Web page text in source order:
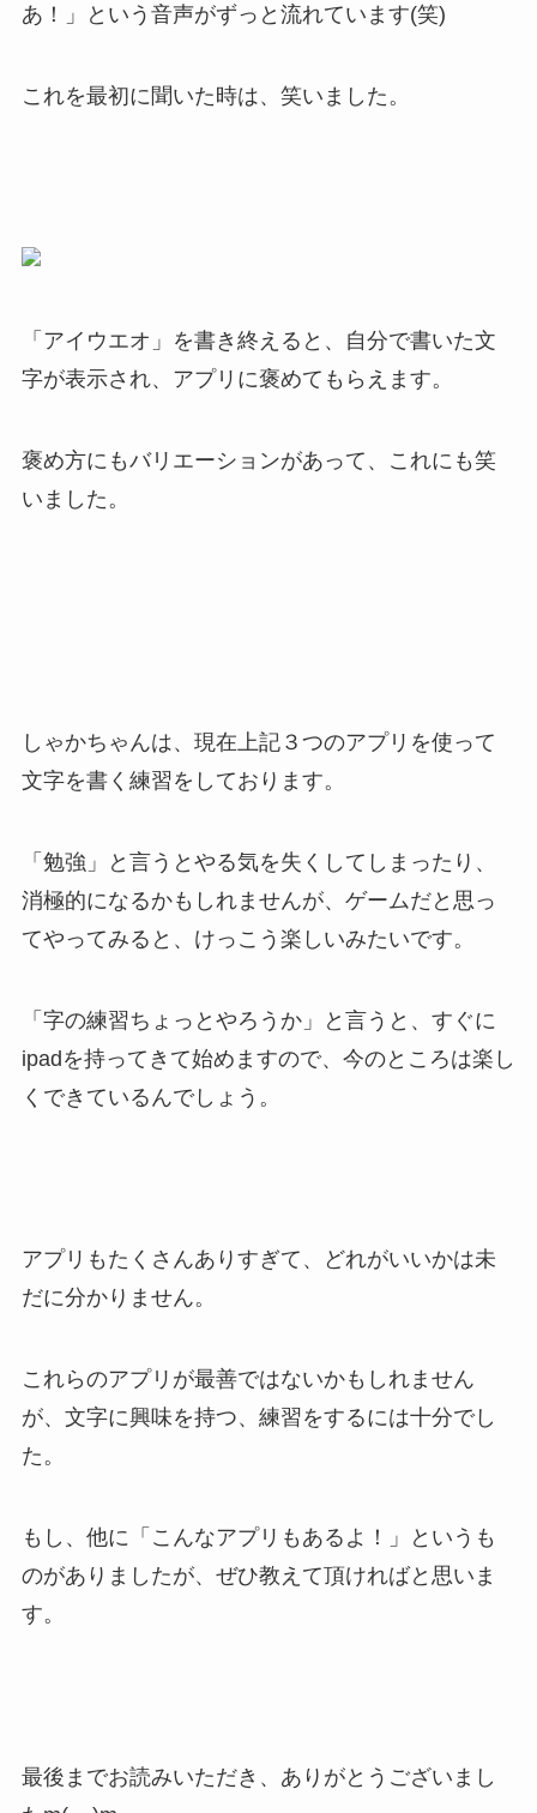
あ！」という音声がずっと流れています(笑)
これを最初に聞いた時は、笑いました。
「アイウエオ」を書き終えると、自分で書いた文
字が表示され、アプリに褒めてもらえます。
褒め方にもバリエーションがあって、これにも笑
いました。
しゃかちゃんは、現在上記３つのアプリを使って
文字を書く練習をしております。
「勉強」と言うとやる気を失くしてしまったり、
消極的になるかもしれませんが、ゲームだと思っ
てやってみると、けっこう楽しいみたいです。
「字の練習ちょっとやろうか」と言うと、すぐに
ipadを持ってきて始めますので、今のところは楽し
くできているんでしょう。
アプリもたくさんありすぎて、どれがいいかは未
だに分かりません。
これらのアプリが最善ではないかもしれません
が、文字に興味を持つ、練習をするには十分でし
た。
もし、他に「こんなアプリもあるよ！」というも
のがありましたが、ぜひ教えて頂ければと思いま
す。
最後までお読みいただき、ありがとうございまし